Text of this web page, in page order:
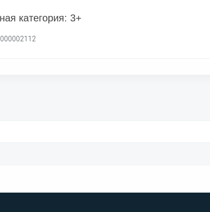
категория: 3+